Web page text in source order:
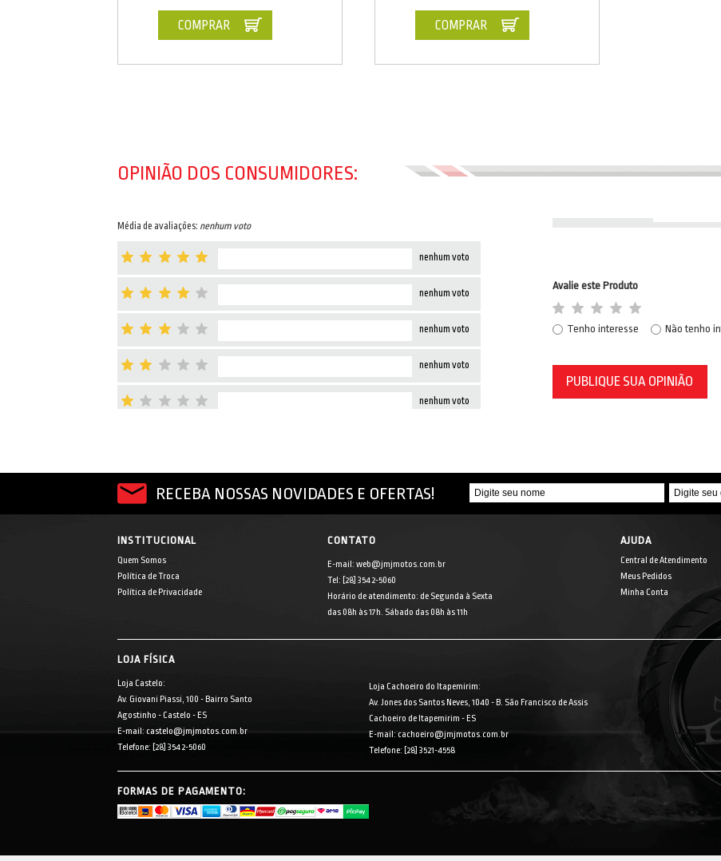
COMPRAR COMPRAR
OPINIÃO DOS CONSUMIDORES:
Média de avaliações: nenhum voto
nenhum voto
nenhum voto
nenhum voto
nenhum voto
nenhum voto
Avalie este Produto
Tenho interesse Não tenho
PUBLIQUE SUA OPINIÃO
RECEBA NOSSAS NOVIDADES E OFERTAS!
INSTITUCIONAL
Quem Somos
Política de Troca
Política de Privacidade
CONTATO
E-mail: web@jmjmotos.com.br
Tel: [28] 3542-5060
Horário de atendimento: de Segunda à Sexta
das 08h às 17h. Sábado das 08h às 11h
AJUDA
Central de Atendimento
Meus Pedidos
Minha Conta
LOJA FÍSICA
Loja Castelo:
Av. Giovani Piassi, 100 - Bairro Santo
Agostinho - Castelo - ES
E-mail: castelo@jmjmotos.com.br
Telefone: [28] 3542-5060
Loja Cachoeiro do Itapemirim:
Av. Jones dos Santos Neves, 1040 - B. São Francisco de Assis
Cachoeiro de Itapemirim - ES
E-mail: cachoeiro@jmjmotos.com.br
Telefone: [28] 3521-4558
FORMAS DE PAGAMENTO: